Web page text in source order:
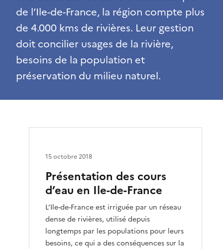
de l’Ile-de-France, la région compte plus
de 4.000 kms de rivières. Leur gestion
doit concilier usages de la rivière,
besoins de la population et
préservation du milieu naturel.
Présentation des cours
d’eau en Ile-de-France
L’Ile-de-France est irriguée par un réseau
dense de rivières, utilisé depuis
longtemps par les populations pour leurs
besoins, ce qui a des conséquences sur la
15 octobre 2018